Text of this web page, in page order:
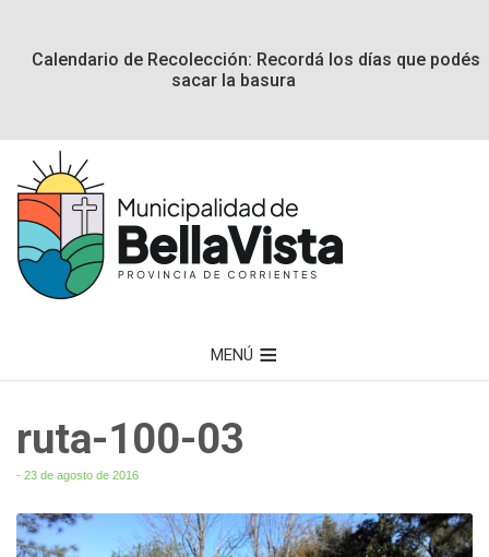
Calendario de Recolección: Recordá los días que podés
sacar la basura
MENÚ
ruta-100-03
- 23 de agosto de 2016